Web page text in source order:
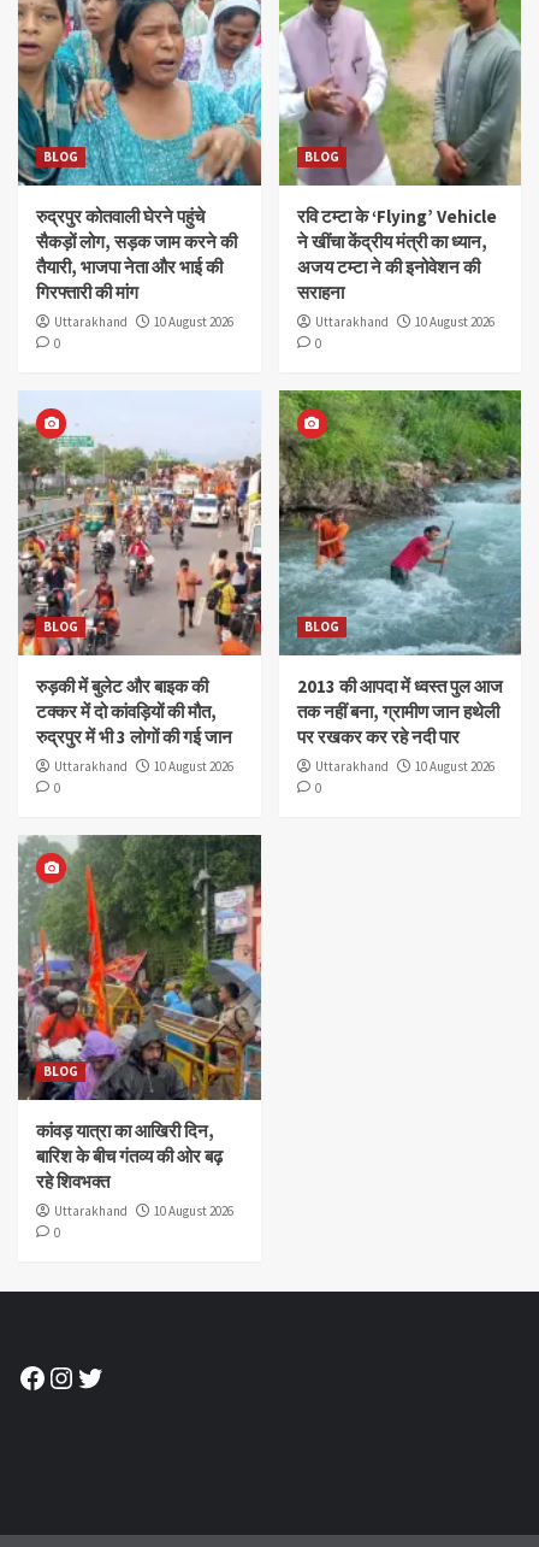
BLOG
रुद्रपुर कोतवाली घेरने पहुंचे
सैकड़ों लोग, सड़क जाम करने की
तैयारी, भाजपा नेता और भाई की
गिरफ्तारी की मांग
Uttarakhand
10 August 2026
0
BLOG
रवि टम्टा के ‘Flying’ Vehicle
ने खींचा केंद्रीय मंत्री का ध्यान,
अजय टम्टा ने की इनोवेशन की
सराहना
Uttarakhand
10 August 2026
0
BLOG
रुड़की में बुलेट और बाइक की
टक्कर में दो कांवड़ियों की मौत,
रुद्रपुर में भी 3 लोगों की गई जान
Uttarakhand
10 August 2026
0
BLOG
2013 की आपदा में ध्वस्त पुल आज
तक नहीं बना, ग्रामीण जान हथेली
पर रखकर कर रहे नदी पार
Uttarakhand
10 August 2026
0
BLOG
कांवड़ यात्रा का आखिरी दिन,
बारिश के बीच गंतव्य की ओर बढ़
रहे शिवभक्त
Uttarakhand
10 August 2026
0
Facebook
Instagram
Twitter